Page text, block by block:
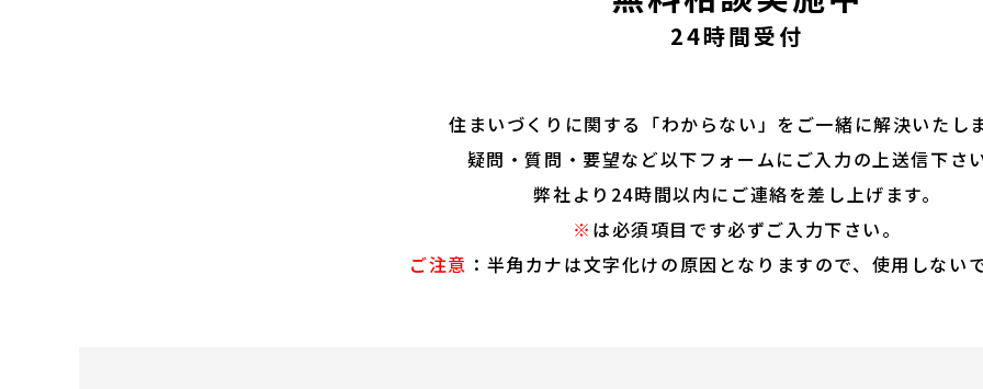
24時間受付
住まいづくりに関する「わからない」を ご一緒に解決いたし
疑問・質問・要望など以下フォームに ご入力の上送信下さ
弊社より24時間以内にご連絡を差し上げます。
※ は必須項目です必ずご入力下さい。
ご注意 ：半角カナは文字化けの原因となりますので、使用しない